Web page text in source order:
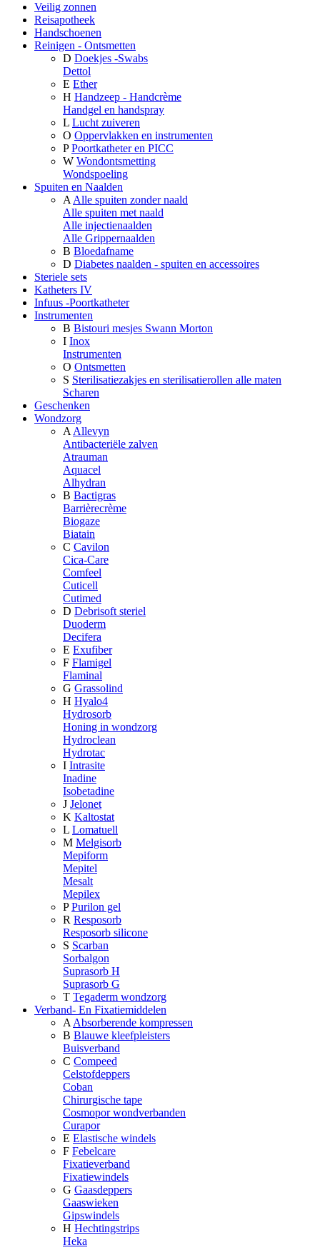
Veilig zonnen
Reisapotheek
Handschoenen
Reinigen - Ontsmetten
D Doekjes -Swabs
Dettol
E Ether
H Handzeep - Handcrème
Handgel en handspray
L Lucht zuiveren
O Oppervlakken en instrumenten
P Poortkatheter en PICC
W Wondontsmetting
Wondspoeling
Spuiten en Naalden
A Alle spuiten zonder naald
Alle spuiten met naald
Alle injectienaalden
Alle Grippernaalden
B Bloedafname
D Diabetes naalden - spuiten en accessoires
Steriele sets
Katheters IV
Infuus -Poortkatheter
Instrumenten
B Bistouri mesjes Swann Morton
I Inox
Instrumenten
O Ontsmetten
S Sterilisatiezakjes en sterilisatierollen alle maten
Scharen
Geschenken
Wondzorg
A Allevyn
Antibacteriële zalven
Atrauman
Aquacel
Alhydran
B Bactigras
Barrièrecrème
Biogaze
Biatain
C Cavilon
Cica-Care
Comfeel
Cuticell
Cutimed
D Debrisoft steriel
Duoderm
Decifera
E Exufiber
F Flamigel
Flaminal
G Grassolind
H Hyalo4
Hydrosorb
Honing in wondzorg
Hydroclean
Hydrotac
I Intrasite
Inadine
Isobetadine
J Jelonet
K Kaltostat
L Lomatuell
M Melgisorb
Mepiform
Mepitel
Mesalt
Mepilex
P Purilon gel
R Resposorb
Resposorb silicone
S Scarban
Sorbalgon
Suprasorb H
Suprasorb G
T Tegaderm wondzorg
Verband- En Fixatiemiddelen
A Absorberende kompressen
B Blauwe kleefpleisters
Buisverband
C Compeed
Celstofdeppers
Coban
Chirurgische tape
Cosmopor wondverbanden
Curapor
E Elastische windels
F Febelcare
Fixatieverband
Fixatiewindels
G Gaasdeppers
Gaaswieken
Gipswindels
H Hechtingstrips
Heka